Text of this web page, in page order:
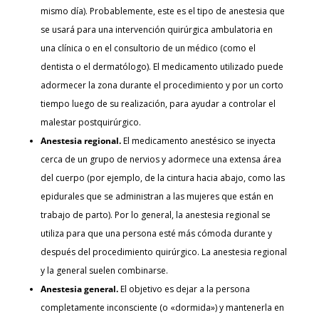
mismo día). Probablemente, este es el tipo de anestesia que
se usará para una intervención quirúrgica ambulatoria en
una clínica o en el consultorio de un médico (como el
dentista o el dermatólogo). El medicamento utilizado puede
adormecer la zona durante el procedimiento y por un corto
tiempo luego de su realización, para ayudar a controlar el
malestar postquirúrgico.
Anestesia regional.El medicamento anestésico se inyecta
cerca de un grupo de nervios y adormece una extensa área
del cuerpo (por ejemplo, de la cintura hacia abajo, como las
epidurales que se administran a las mujeres que están en
trabajo de parto). Por lo general, la anestesia regional se
utiliza para que una persona esté más cómoda durante y
después del procedimiento quirúrgico. La anestesia regional
y la general suelen combinarse.
Anestesia general.El objetivo es dejar a la persona
completamente inconsciente (o «dormida») y mantenerla en